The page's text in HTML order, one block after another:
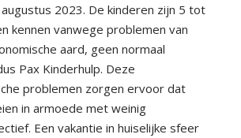
2023. De kinderen zijn 5 tot
kennen vanwege problemen van
aard, geen normaal
Pax Kinderhulp. Deze
problemen zorgen ervoor dat
in armoede met weinig
Een vakantie in huiselijke sfeer